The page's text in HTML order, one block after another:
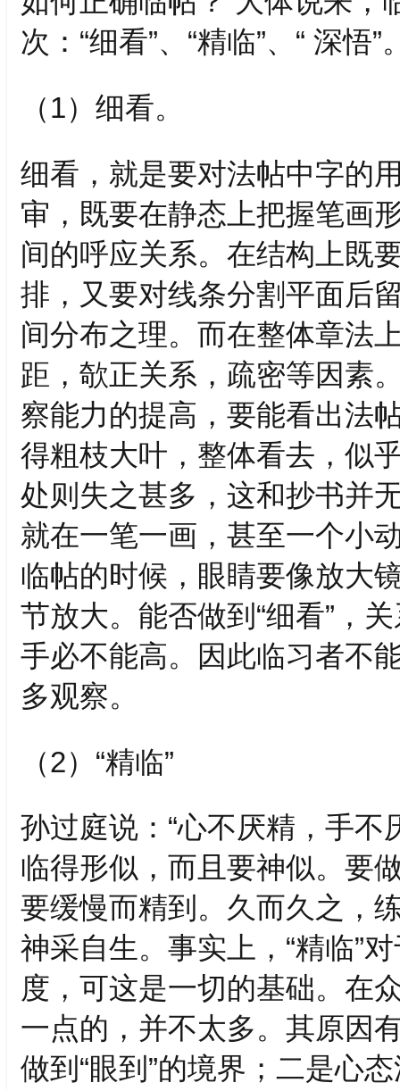
次：“细看”、“精临”、“ 深悟”
（1）细看。
细看，就是要对法帖中字的
审，既要在静态上把握笔画
间的呼应关系。在结构上既
排，又要对线条分割平面后
间分布之理。而在整体章法
距，欹正关系，疏密等因素
察能力的提高，要能看出法
得粗枝大叶，整体看去，似
处则失之甚多，这和抄书并
就在一笔一画，甚至一个小
临帖的时候，眼睛要像放大
节放大。能否做到“细看”，
手必不能高。因此临习者不
多观察。
（2）“精临”
孙过庭说：“心不厌精，手不
临得形似，而且要神似。要
要缓慢而精到。久而久之，
神采自生。事实上，“精临”
度，可这是一切的基础。在
一点的，并不太多。其原因
做到“眼到”的境界；二是心